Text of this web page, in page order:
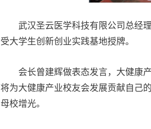
武汉圣云医学科技有限公司总经
受大学生创新创业实践基地授牌。
会长曾建辉做表态发言，大健康
将为大健康产业校友会发展贡献自己
母校增光。